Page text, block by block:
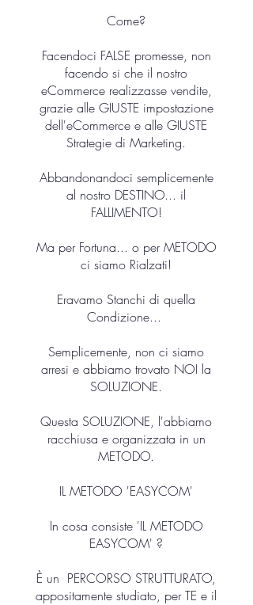
Come?
Facendoci FALSE promesse, non
facendo si che il nostro
eCommerce realizzasse vendite,
grazie alle GIUSTE impostazione
dell'eCommerce e alle GIUSTE
Strategie di Marketing.
Abbandonandoci semplicemente
al nostro DESTINO... il
FALLIMENTO!
Ma per Fortuna... o per METODO
ci siamo Rialzati!
Eravamo Stanchi di quella
Condizione...
Semplicemente, non ci siamo
arresi e abbiamo trovato NOI la
SOLUZIONE.
Questa SOLUZIONE, l'abbiamo
racchiusa e organizzata in un
METODO.
IL METODO 'EASYCOM'
In cosa consiste 'IL METODO
EASYCOM' ?
È un PERCORSO STRUTTURATO,
appositamente studiato, per TE e il